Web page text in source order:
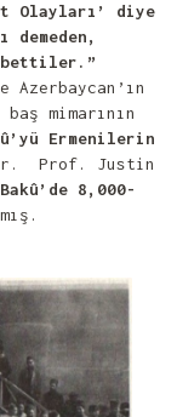
Olayları’ diye
mimarının
Ermenilerin
Prof. Justin
8,000-